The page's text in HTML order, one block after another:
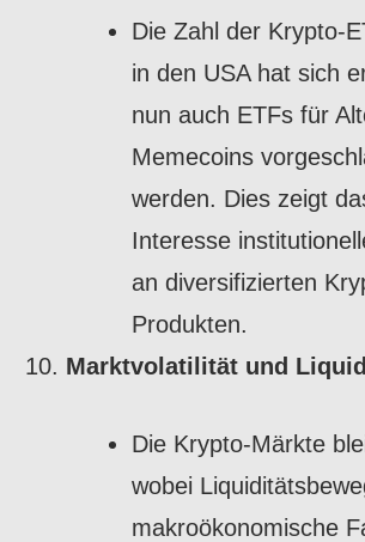
Die Zahl der Krypto-
in den USA hat sich
nun auch ETFs für
Memecoins
werden. Dies zeigt
Interesse
an diversifizierten
Produkten.
Marktvolatilität und
Die Krypto-Märkte
wobei
makroökonomische